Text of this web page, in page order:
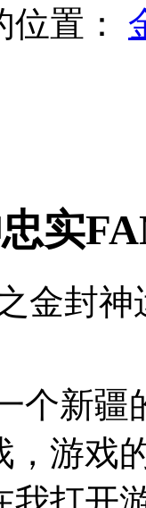
位置：
实
金封
新疆
，游戏